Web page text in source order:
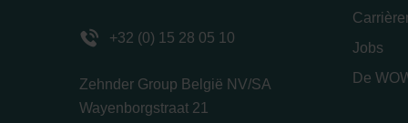
+32 (0) 15 28 05 10
Zehnder Group België NV/SA
Wayenborgstraat 21
Jobs
De